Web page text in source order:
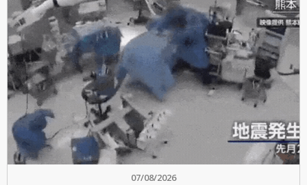
07/08/2026